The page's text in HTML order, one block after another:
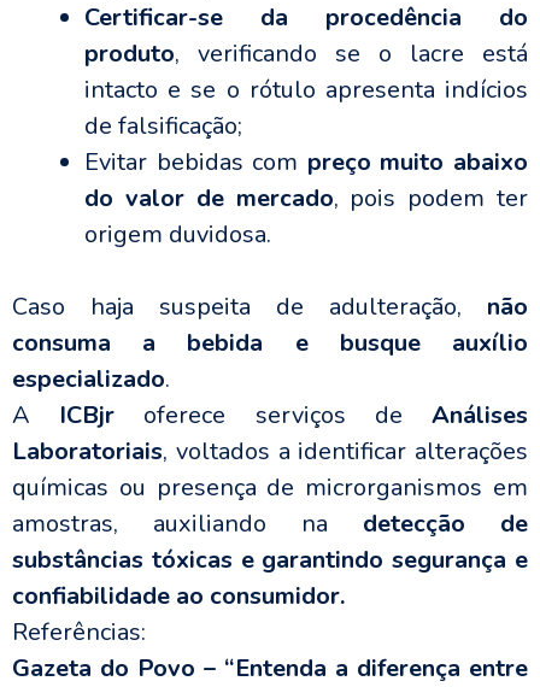
Certificar-se da procedência do
produto, verificando se o lacre está
intacto e se o rótulo apresenta indícios
de falsificação;
Evitar bebidas com preço muito abaixo
do valor de mercado, pois podem ter
origem duvidosa.
Caso haja suspeita de adulteração, não
consuma a bebida e busque auxílio
especializado.
A ICBjr oferece serviços deAnálises
Laboratoriais, voltados a identificar alterações
químicas ou presença de microrganismos em
amostras, auxiliando na detecção de
substâncias tóxicas e garantindo segurança e
confiabilidade ao consumidor.
Referências:
Gazeta do Povo – “Entenda a diferença entre